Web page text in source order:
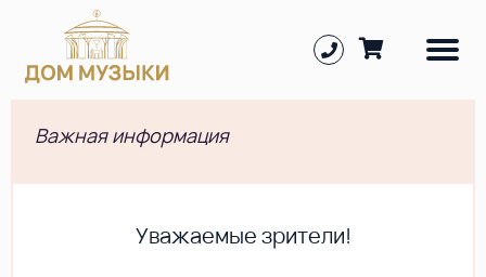
Важная информация
Уважаемые зрители!